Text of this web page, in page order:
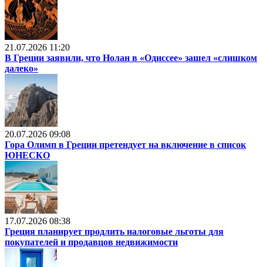
21.07.2026 11:20
В Греции заявили, что Нолан в «Одиссее» зашел «слишком
далеко»
20.07.2026 09:08
Гора Олимп в Греции претендует на включение в список
ЮНЕСКО
17.07.2026 08:38
Греция планирует продлить налоговые льготы для
покупателей и продавцов недвижимости